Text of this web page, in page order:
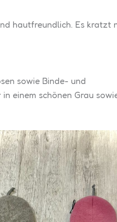
hautfreundlich. Es kratzt
sowie Binde- und
einem schönen Grau